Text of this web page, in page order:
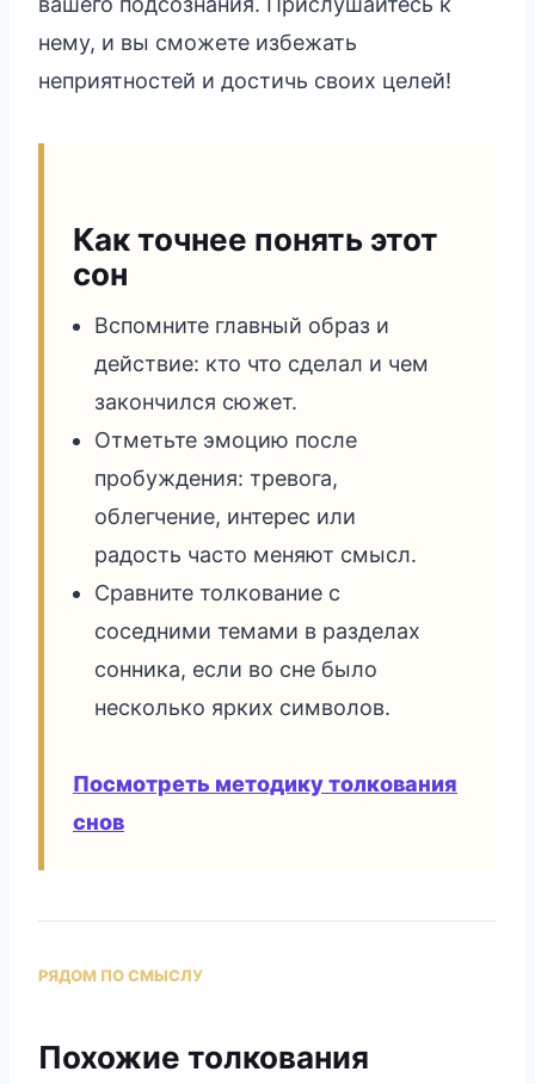
нему, и вы сможете избежать
неприятностей и достичь своих целей!
Как точнее понять этот
сон
Вспомните главный образ и
действие: кто что сделал и чем
закончился сюжет.
Отметьте эмоцию после
пробуждения: тревога,
облегчение, интерес или
радость часто меняют смысл.
Сравните толкование с
соседними темами в разделах
сонника, если во сне было
несколько ярких символов.
Посмотреть методику толкования
снов
РЯДОМ ПО СМЫСЛУ
Похожие толкования